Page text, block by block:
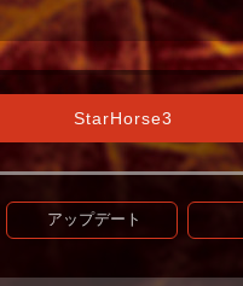
StarHorse3
アップデート